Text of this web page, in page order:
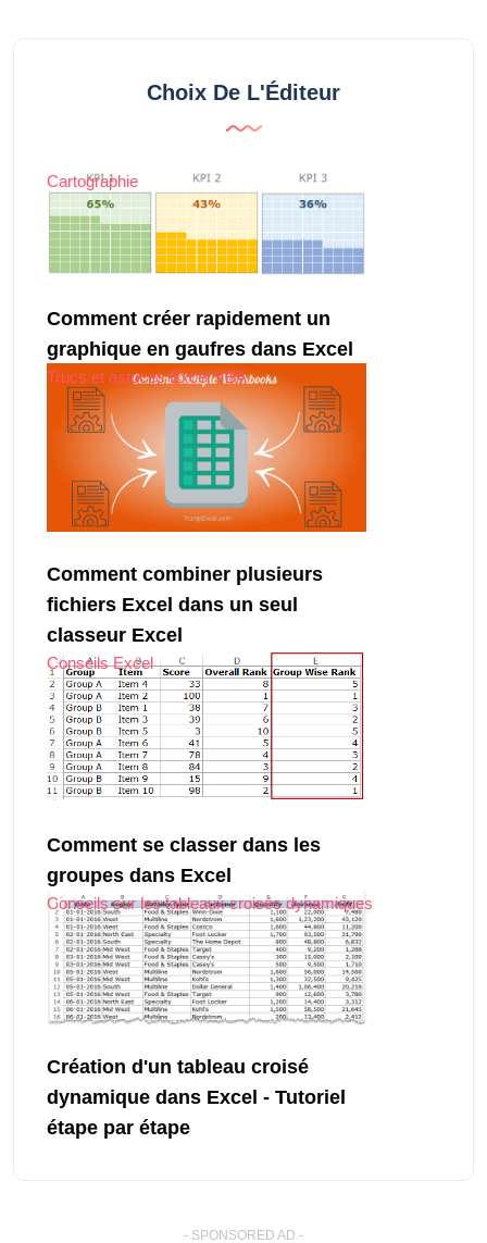
Choix De L'Éditeur
Cartographie
Comment créer rapidement un
graphique en gaufres dans Excel
Trucs et astuces Excel VBA
Comment combiner plusieurs
fichiers Excel dans un seul
classeur Excel
Conseils Excel
Comment se classer dans les
groupes dans Excel
Conseils sur les tableaux croisés dynamiques
Création d'un tableau croisé
dynamique dans Excel - Tutoriel
étape par étape
- SPONSORED AD -